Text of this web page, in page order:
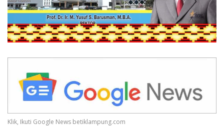
Klik, Ikuti Google News betiklampung.com